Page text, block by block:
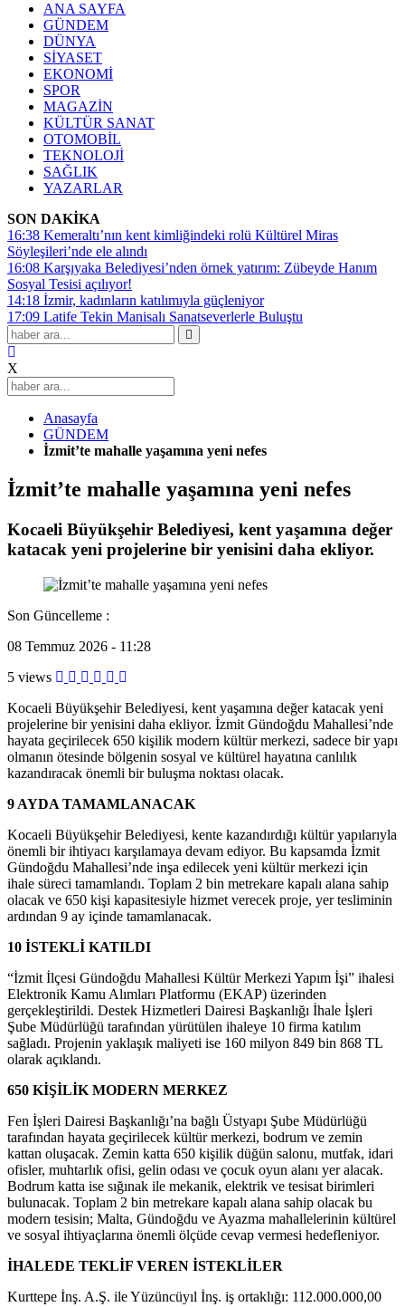
ANA SAYFA
GÜNDEM
DÜNYA
SİYASET
EKONOMİ
SPOR
MAGAZİN
KÜLTÜR SANAT
OTOMOBİL
TEKNOLOJİ
SAĞLIK
YAZARLAR
SON DAKİKA
16:38 Kemeraltı’nın kent kimliğindeki rolü Kültürel Miras
Söyleşileri’nde ele alındı
16:08 Karşıyaka Belediyesi’nden örnek yatırım: Zübeyde Hanım
Sosyal Tesisi açılıyor!
14:18 İzmir, kadınların katılımıyla güçleniyor
17:09 Latife Tekin Manisalı Sanatseverlerle Buluştu
X
Anasayfa
GÜNDEM
İzmit’te mahalle yaşamına yeni nefes
İzmit’te mahalle yaşamına yeni nefes
Kocaeli Büyükşehir Belediyesi, kent yaşamına değer
katacak yeni projelerine bir yenisini daha ekliyor.
Son Güncelleme :
08 Temmuz 2026 - 11:28
5 views
Kocaeli Büyükşehir Belediyesi, kent yaşamına değer katacak yeni
projelerine bir yenisini daha ekliyor. İzmit Gündoğdu Mahallesi’nde
hayata geçirilecek 650 kişilik modern kültür merkezi, sadece bir yapı
olmanın ötesinde bölgenin sosyal ve kültürel hayatına canlılık
kazandıracak önemli bir buluşma noktası olacak.
9 AYDA TAMAMLANACAK
Kocaeli Büyükşehir Belediyesi, kente kazandırdığı kültür yapılarıyla
önemli bir ihtiyacı karşılamaya devam ediyor. Bu kapsamda İzmit
Gündoğdu Mahallesi’nde inşa edilecek yeni kültür merkezi için
ihale süreci tamamlandı. Toplam 2 bin metrekare kapalı alana sahip
olacak ve 650 kişi kapasitesiyle hizmet verecek proje, yer tesliminin
ardından 9 ay içinde tamamlanacak.
10 İSTEKLİ KATILDI
“İzmit İlçesi Gündoğdu Mahallesi Kültür Merkezi Yapım İşi” ihalesi
Elektronik Kamu Alımları Platformu (EKAP) üzerinden
gerçekleştirildi. Destek Hizmetleri Dairesi Başkanlığı İhale İşleri
Şube Müdürlüğü tarafından yürütülen ihaleye 10 firma katılım
sağladı. Projenin yaklaşık maliyeti ise 160 milyon 849 bin 868 TL
olarak açıklandı.
650 KİŞİLİK MODERN MERKEZ
Fen İşleri Dairesi Başkanlığı’na bağlı Üstyapı Şube Müdürlüğü
tarafından hayata geçirilecek kültür merkezi, bodrum ve zemin
kattan oluşacak. Zemin katta 650 kişilik düğün salonu, mutfak, idari
ofisler, muhtarlık ofisi, gelin odası ve çocuk oyun alanı yer alacak.
Bodrum katta ise sığınak ile mekanik, elektrik ve tesisat birimleri
bulunacak. Toplam 2 bin metrekare kapalı alana sahip olacak bu
modern tesisin; Malta, Gündoğdu ve Ayazma mahallelerinin kültürel
ve sosyal ihtiyaçlarına önemli ölçüde cevap vermesi hedefleniyor.
İHALEDE TEKLİF VEREN İSTEKLİLER
Kurttepe İnş. A.Ş. ile Yüzüncüyıl İnş. iş ortaklığı: 112.000.000,00